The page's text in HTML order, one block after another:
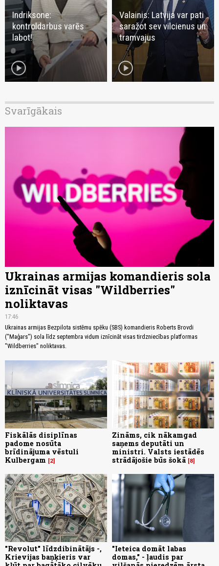
Indriksone:
kontroldarbus varēs
labot!
play_circle
Valainis: Latvija var pati
saražot sev vilcienus un
tramvajus
play_circle
Svarīgākais
Ukrainas armijas komandieris sola
iznīcināt visas "Wildberries"
noliktavas
17:46
Ukrainas armijas Bezpilota sistēmu spēku (SBS) komandieris Roberts Brovdi
("Maģars") sola līdz septembra vidum iznīcināt visas tirdzniecības platformas
"Wildberries" noliktavas.
Fiskālās disiplīnas
padome nosūta
brīdinājuma vēstuli
Kulbergam
2
Zināms, cik nākamgad
saņems deputāti un
ministri. Valsts iestādēs
strādājošie būs šokā 8
"Revolut" līdzdibinātājs -,
Krievijas baņķieris var
"Ieteica domāt labas
domas," - ļaudis par